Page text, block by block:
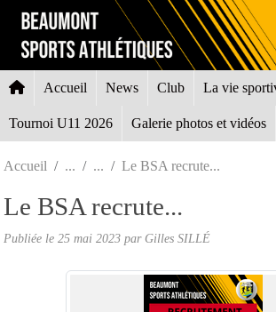
Accueil News Club La vie
Tournoi U11 2026 Galerie photos et vidéos
Accueil Le BSA recrute...
Le BSA recrute...
Publiée le 25 mai 2023 par Gilles SILLÉ
Panneau de gestion des cookies